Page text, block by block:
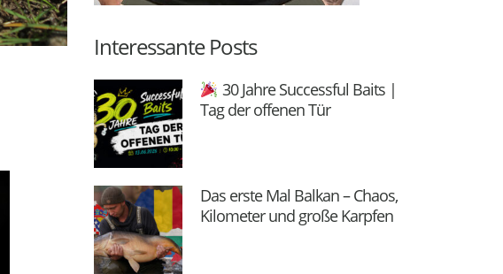
Interessante Posts
30 Jahre Successful Baits |
Tag der offenen Tür
Das erste Mal Balkan – Chaos,
Kilometer und große Karpfen